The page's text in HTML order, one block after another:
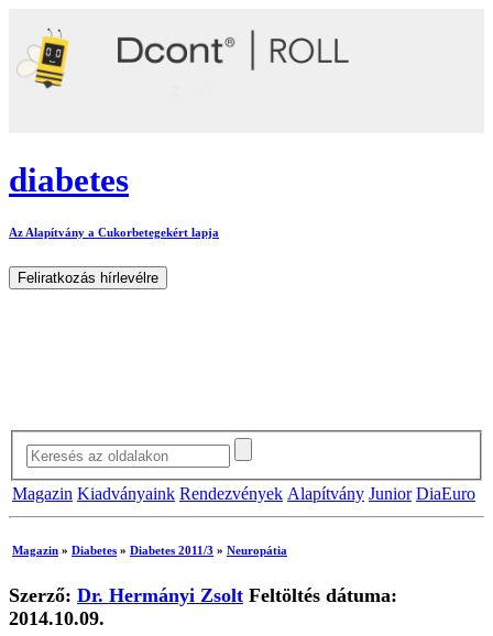
diabetes
Az Alapítvány a Cukorbetegekért lapja
Magazin Kiadványaink Rendezvények Alapítvány Junior DiaEuro
Magazin » Diabetes » Diabetes 2011/3 » Neuropátia
Szerző: Dr. Hermányi Zsolt Feltöltés dátuma:
2014.10.09.